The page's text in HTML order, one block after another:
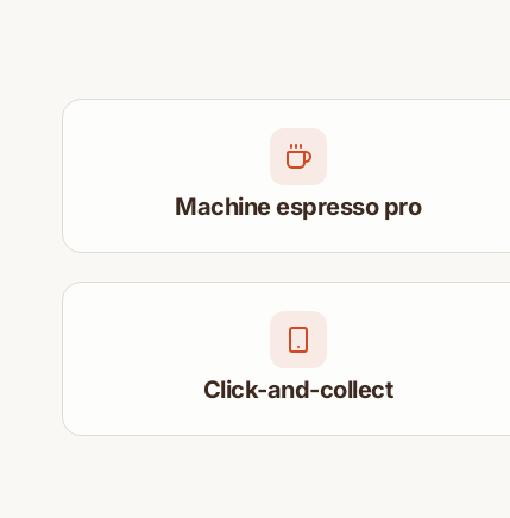
Machine espresso pro
Click-and-collect